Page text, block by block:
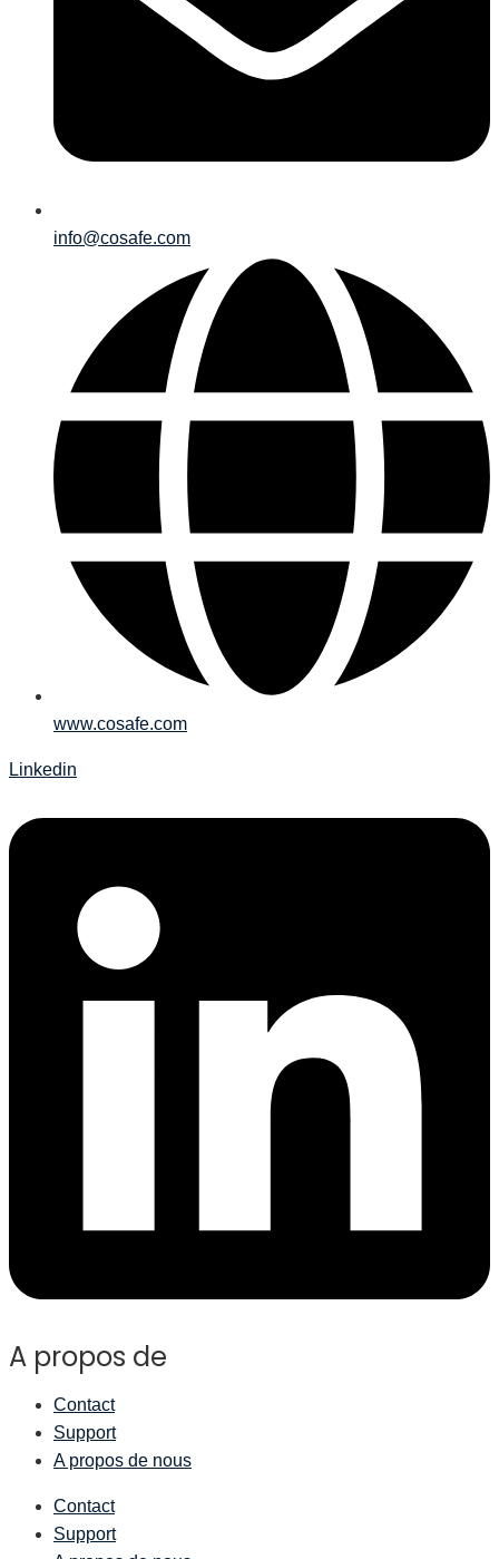
info@cosafe.com
www.cosafe.com
Linkedin
A propos de
Contact
Support
A propos de nous
Contact
Support